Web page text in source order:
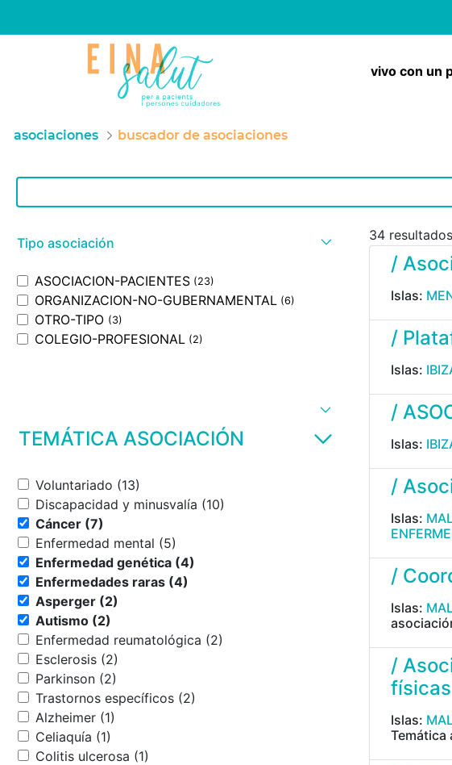
vivo con un
asociaciones buscador de asociaciones
Barra de búsqueda
Tipo asociación
ASOCIACION-PACIENTES (23)
ORGANIZACION-NO-GUBERNAMENTAL (6)
OTRO-TIPO (3)
COLEGIO-PROFESIONAL (2)
TEMÁTICA ASOCIACIÓN
Voluntariado (13)
Discapacidad y minusvalía (10)
Cáncer (7)
Enfermedad mental (5)
Enfermedad genética (4)
Enfermedades raras (4)
Asperger (2)
Autismo (2)
Enfermedad reumatológica (2)
Esclerosis (2)
Parkinson (2)
Trastornos específicos (2)
Alzheimer (1)
Celiaquía (1)
Colitis ulcerosa (1)
34
/
Islas:
/
Islas:
/
Islas:
/
Islas:
/
Islas:
/
físicas
Islas:
Temática